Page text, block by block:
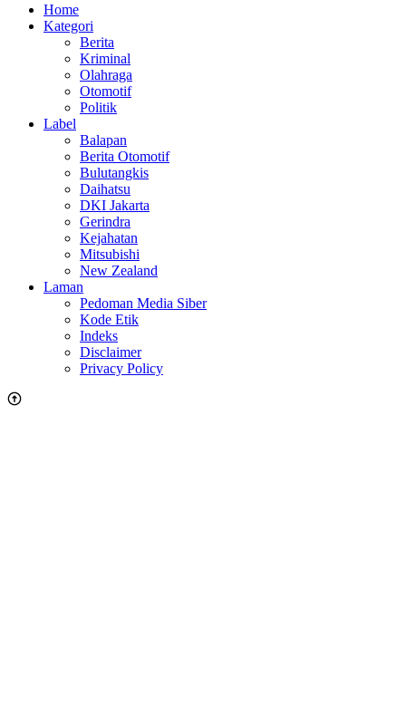
Home
Kategori
Berita
Kriminal
Olahraga
Otomotif
Politik
Label
Balapan
Berita Otomotif
Bulutangkis
Daihatsu
DKI Jakarta
Gerindra
Kejahatan
Mitsubishi
New Zealand
Laman
Pedoman Media Siber
Kode Etik
Indeks
Disclaimer
Privacy Policy